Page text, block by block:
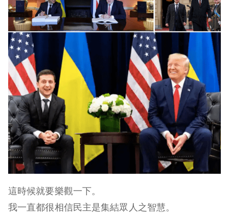
這時候就要樂觀一下。
我一直都很相信民主是集結眾人之智慧。